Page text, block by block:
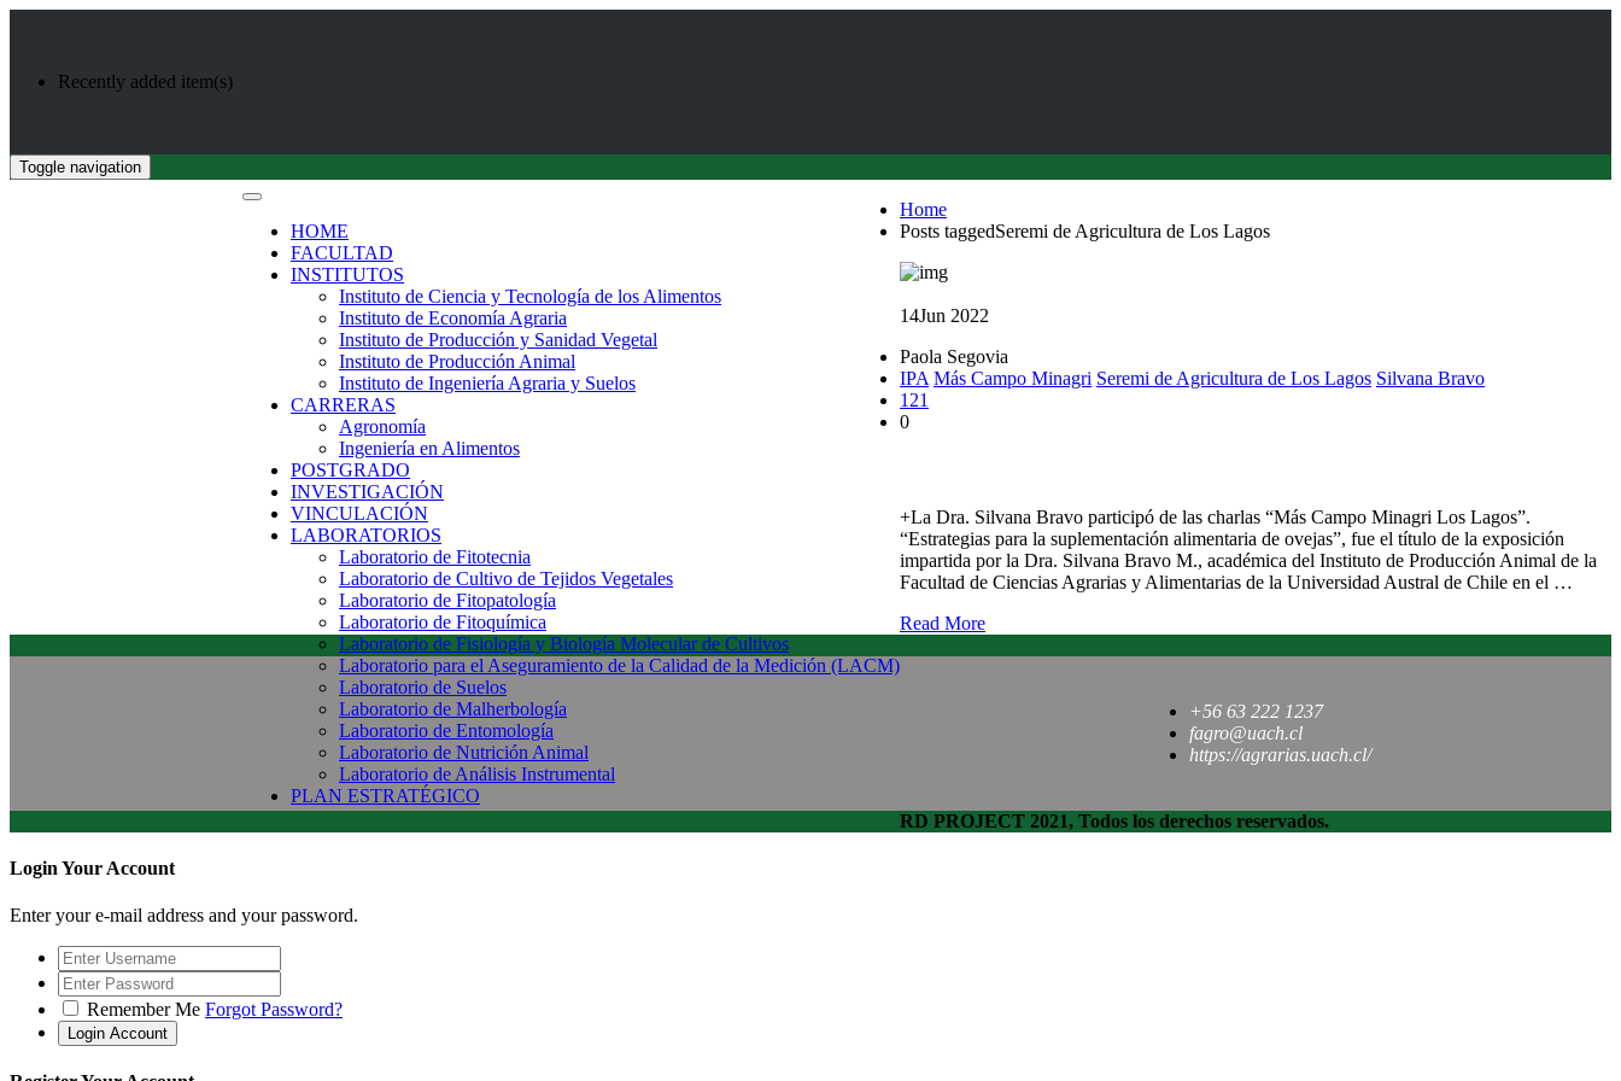
Recently added item(s)
Toggle navigation
HOME
FACULTAD
INSTITUTOS
Instituto de Ciencia y Tecnología de los Alimentos
Instituto de Economía Agraria
Instituto de Producción y Sanidad Vegetal
Instituto de Producción Animal
Instituto de Ingeniería Agraria y Suelos
CARRERAS
Agronomía
Ingeniería en Alimentos
POSTGRADO
INVESTIGACIÓN
VINCULACIÓN
LABORATORIOS
Laboratorio de Fitotecnia
Laboratorio de Cultivo de Tejidos Vegetales
Laboratorio de Fitopatología
Laboratorio de Fitoquímica
Laboratorio de Fisiología y Biología Molecular de Cultivos
Laboratorio para el Aseguramiento de la Calidad de la Medición (LACM)
Laboratorio de Suelos
Laboratorio de Malherbología
Laboratorio de Entomología
Laboratorio de Nutrición Animal
Laboratorio de Análisis Instrumental
PLAN ESTRATÉGICO
Home
Posts taggedSeremi de Agricultura de Los Lagos
14Jun 2022
Paola Segovia
IPA Más Campo Minagri Seremi de Agricultura de Los Lagos Silvana Bravo
121
0
+La Dra. Silvana Bravo participó de las charlas “Más Campo Minagri Los Lagos”.
“Estrategias para la suplementación alimentaria de ovejas”, fue el título de la exposición
impartida por la Dra. Silvana Bravo M., académica del Instituto de Producción Animal de la
Facultad de Ciencias Agrarias y Alimentarias de la Universidad Austral de Chile en el …
Read More
+56 63 222 1237
fagro@uach.cl
https://agrarias.uach.cl/
RD PROJECT 2021, Todos los derechos reservados.
Login Your Account
Enter your e-mail address and your password.
Remember Me Forgot Password?